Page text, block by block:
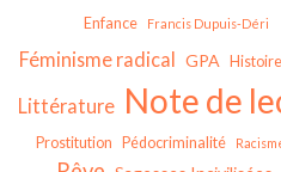
Enfance Francis Dupuis-Déri
Féminisme radical GPA Histoire
Littérature Note de
Prostitution Pédocriminalité